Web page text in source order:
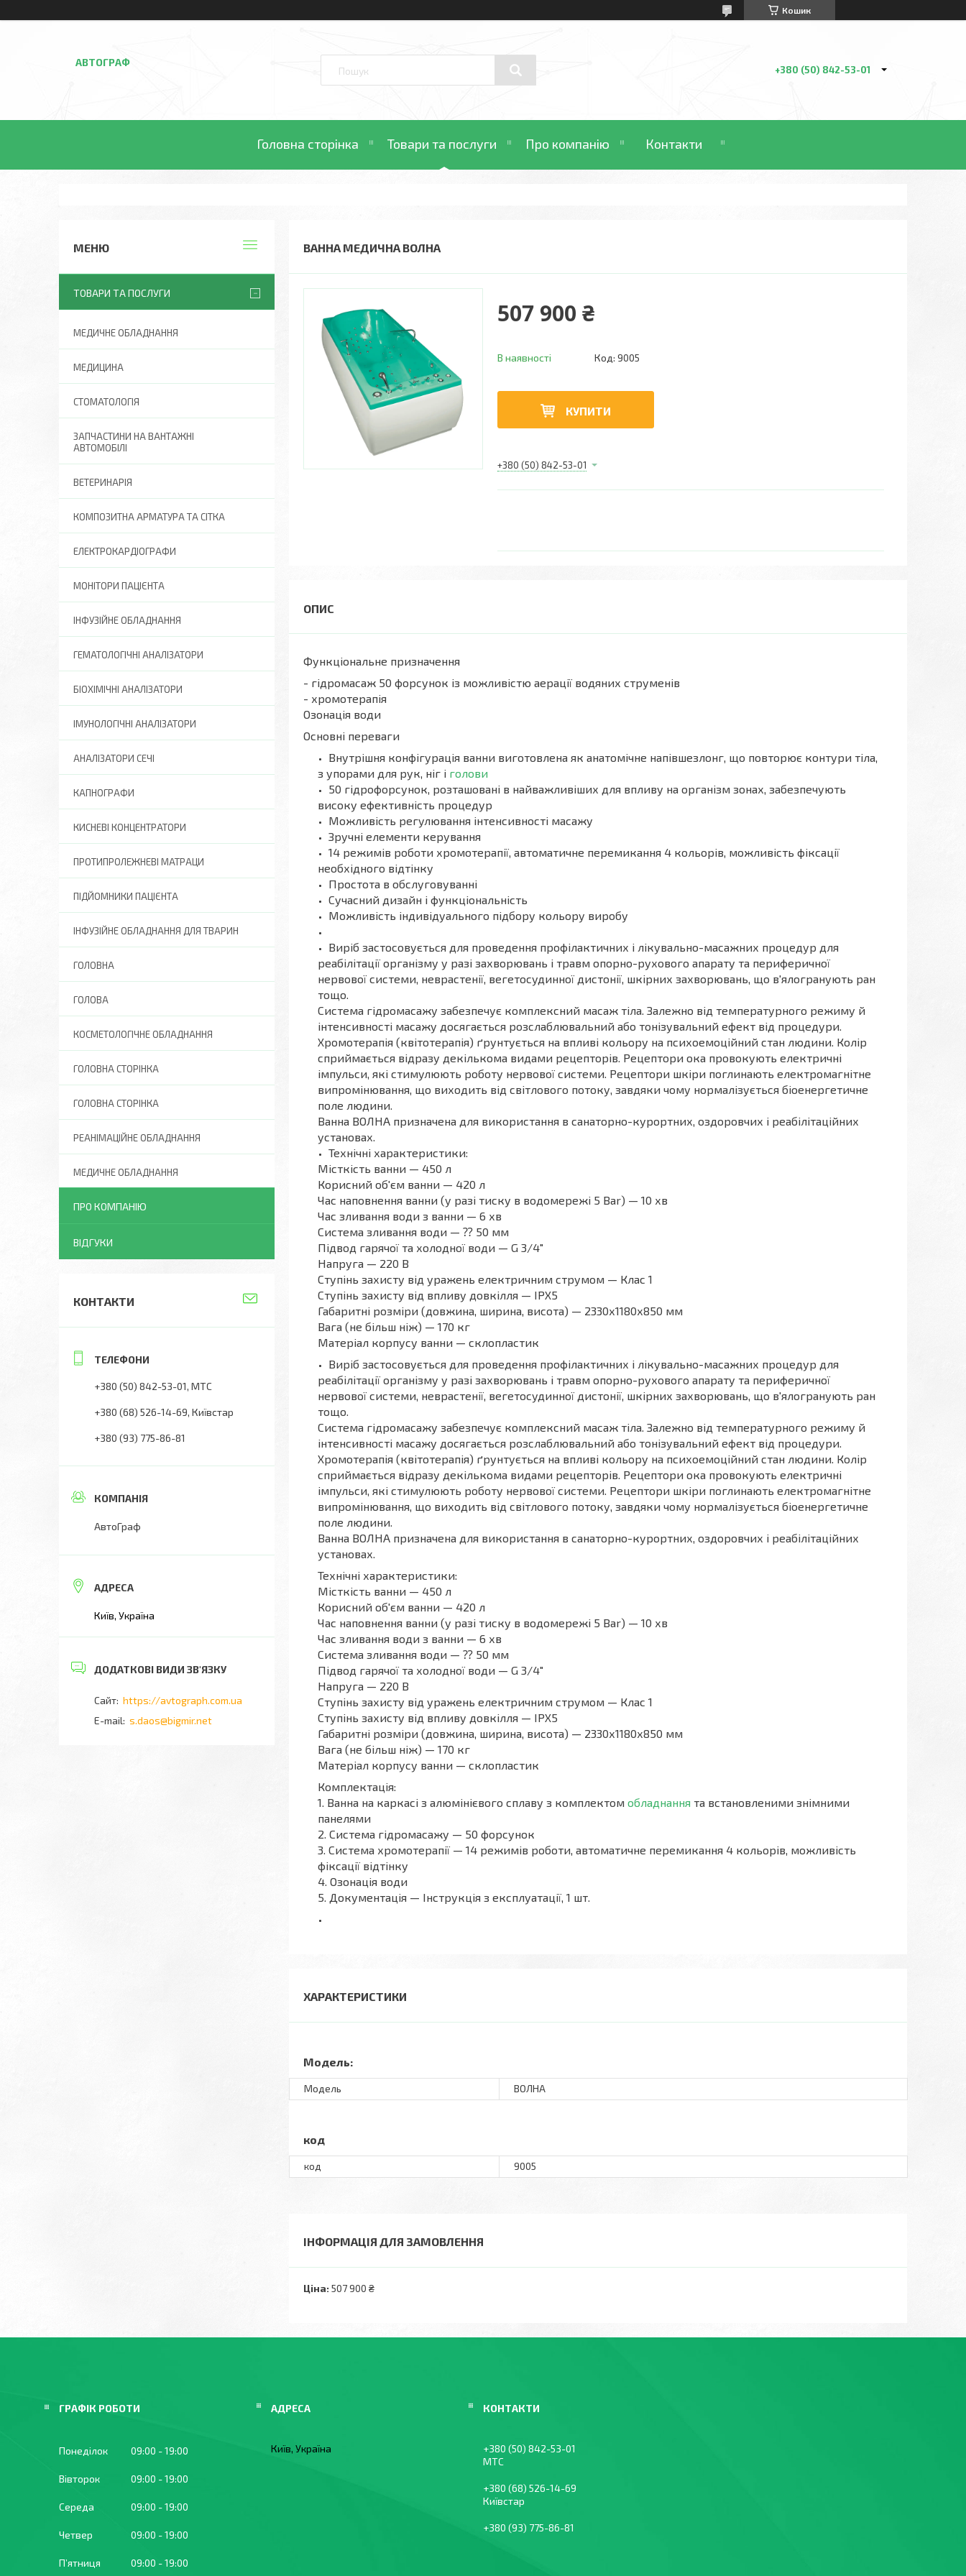
Кошик
АВТОГРАФ
+380 (50) 842-53-01
Головна сторінка Товари та послуги Про компанію Контакти
ВАННА МЕДИЧНА ВОЛНА
507 900 ₴
В наявності Код: 9005
КУПИТИ
+380 (50) 842-53-01
Функціональне призначення
- гідромасаж 50 форсунок із можливістю аерації водяних струменів
- хромотерапія
Озонація води
Основні переваги
Внутрішня конфігурація ванни виготовлена як анатомічне напівшезлонг, що повторює контури тіла,
з упорами для рук, ніг і голови
50 гідрофорсунок, розташовані в найважливіших для впливу на організм зонах, забезпечують
високу ефективність процедур
Можливість регулювання інтенсивності масажу
Зручні елементи керування
14 режимів роботи хромотерапії, автоматичне перемикання 4 кольорів, можливість фіксації
необхідного відтінку
Простота в обслуговуванні
Сучасний дизайн і функціональність
Можливість індивідуального підбору кольору виробу
Виріб застосовується для проведення профілактичних і лікувально-масажних процедур для
реабілітації організму у разі захворювань і травм опорно-рухового апарату та периферичної
нервової системи, неврастенії, вегетосудинної дистонії, шкірних захворювань, що в'ялогранують ран
тощо.
Система гідромасажу забезпечує комплексний масаж тіла. Залежно від температурного режиму й
інтенсивності масажу досягається розслаблювальний або тонізувальний ефект від процедури.
Хромотерапія (квітотерапія) ґрунтується на впливі кольору на психоемоційний стан людини. Колір
сприймається відразу декількома видами рецепторів. Рецептори ока провокують електричні
імпульси, які стимулюють роботу нервової системи. Рецептори шкіри поглинають електромагнітне
випромінювання, що виходить від світлового потоку, завдяки чому нормалізується біоенергетичне
поле людини.
Ванна ВОЛНА призначена для використання в санаторно-курортних, оздоровчих і реабілітаційних
установах.
Технічні характеристики:
Місткість ванни — 450 л
Корисний об'єм ванни — 420 л
Час наповнення ванни (у разі тиску в водомережі 5 Bar) — 10 хв
Час зливання води з ванни — 6 хв
Система зливання води — ⁇ 50 мм
Підвод гарячої та холодної води — G 3/4"
Напруга — 220 В
Ступінь захисту від уражень електричним струмом — Клас 1
Ступінь захисту від впливу довкілля — IPX5
Габаритні розміри (довжина, ширина, висота) — 2330х1180х850 мм
Вага (не більш ніж) — 170 кг
Матеріал корпусу ванни — склопластик
Виріб застосовується для проведення профілактичних і лікувально-масажних процедур для
реабілітації організму у разі захворювань і травм опорно-рухового апарату та периферичної
нервової системи, неврастенії, вегетосудинної дистонії, шкірних захворювань, що в'ялогранують ран
тощо.
Система гідромасажу забезпечує комплексний масаж тіла. Залежно від температурного режиму й
інтенсивності масажу досягається розслаблювальний або тонізувальний ефект від процедури.
Хромотерапія (квітотерапія) ґрунтується на впливі кольору на психоемоційний стан людини. Колір
сприймається відразу декількома видами рецепторів. Рецептори ока провокують електричні
імпульси, які стимулюють роботу нервової системи. Рецептори шкіри поглинають електромагнітне
випромінювання, що виходить від світлового потоку, завдяки чому нормалізується біоенергетичне
поле людини.
Ванна ВОЛНА призначена для використання в санаторно-курортних, оздоровчих і реабілітаційних
установах.
Технічні характеристики:
Місткість ванни — 450 л
Корисний об'єм ванни — 420 л
Час наповнення ванни (у разі тиску в водомережі 5 Bar) — 10 хв
Час зливання води з ванни — 6 хв
Система зливання води — ⁇ 50 мм
Підвод гарячої та холодної води — G 3/4"
Напруга — 220 В
Ступінь захисту від уражень електричним струмом — Клас 1
Ступінь захисту від впливу довкілля — IPX5
Габаритні розміри (довжина, ширина, висота) — 2330х1180х850 мм
Вага (не більш ніж) — 170 кг
Матеріал корпусу ванни — склопластик
Комплектація:
1. Ванна на каркасі з алюмінієвого сплаву з комплектом обладнання та встановленими знімними
панелями
2. Система гідромасажу — 50 форсунок
3. Система хромотерапії — 14 режимів роботи, автоматичне перемикання 4 кольорів, можливість
фіксації відтінку
4. Озонація води
5. Документація — Інструкція з експлуатації, 1 шт.
ХАРАКТЕРИСТИКИ
Модель:
Модель ВОЛНА
код
код 9005
ІНФОРМАЦІЯ ДЛЯ ЗАМОВЛЕННЯ
Ціна: 507 900 ₴
ТОВАРИ ТА ПОСЛУГИ
МЕДИЧНЕ ОБЛАДНАННЯ
МЕДИЦИНА
СТОМАТОЛОГІЯ
ЗАПЧАСТИНИ НА ВАНТАЖНІ
АВТОМОБІЛІ
ВЕТЕРИНАРІЯ
КОМПОЗИТНА АРМАТУРА ТА СІТКА
ЕЛЕКТРОКАРДІОГРАФИ
МОНІТОРИ ПАЦІЄНТА
ІНФУЗІЙНЕ ОБЛАДНАННЯ
ГЕМАТОЛОГІЧНІ АНАЛІЗАТОРИ
БІОХІМІЧНІ АНАЛІЗАТОРИ
ІМУНОЛОГІЧНІ АНАЛІЗАТОРИ
АНАЛІЗАТОРИ СЕЧІ
КАПНОГРАФИ
КИСНЕВІ КОНЦЕНТРАТОРИ
ПРОТИПРОЛЕЖНЕВІ МАТРАЦИ
ПІДЙОМНИКИ ПАЦІЄНТА
ІНФУЗІЙНЕ ОБЛАДНАННЯ ДЛЯ ТВАРИН
ГОЛОВНА
ГОЛОВА
КОСМЕТОЛОГІЧНЕ ОБЛАДНАННЯ
ГОЛОВНА СТОРІНКА
ГОЛОВНА СТОРІНКА
РЕАНІМАЦІЙНЕ ОБЛАДНАННЯ
МЕДИЧНЕ ОБЛАДНАННЯ
ПРО КОМПАНІЮ
ВІДГУКИ
КОНТАКТИ
+380 (50) 842-53-01 МТС
+380 (68) 526-14-69 Київстар
+380 (93) 775-86-81
АвтоГраф
Київ, Україна
https://avtograph.com.ua
s.daos@bigmir.net
ГРАФІК РОБОТИ
Понеділок 09:00 19:00
Вівторок 09:00 19:00
Середа 09:00 19:00
Четвер 09:00 19:00
Пʼятниця 09:00 19:00
Київ, Україна
+380 (50) 842-53-01
МТС
+380 (68) 526-14-69
Київстар
+380 (93) 775-86-81